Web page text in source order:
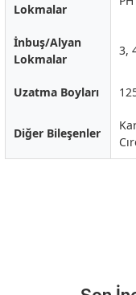
Lokmalar
İnbuş/Alyan
Lokmalar
3,
Uzatma Boyları
Diğer Bileşenler